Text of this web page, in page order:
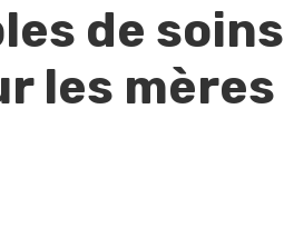
de soins
les